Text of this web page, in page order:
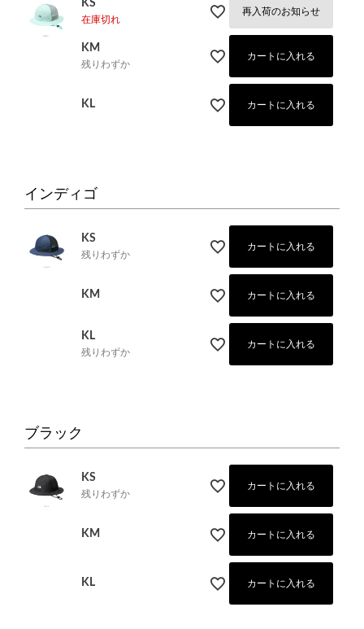
KS
在庫切れ
再入荷のお知らせ
KM
残りわずか
カートに入れる
KL カートに入れる
インディゴ
KS
残りわずか
カートに入れる
KM カートに入れる
KL
残りわずか
カートに入れる
ブラック
KS
残りわずか
カートに入れる
KM カートに入れる
KL カートに入れる